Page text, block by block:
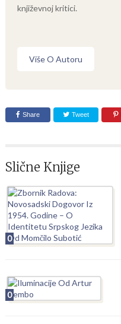
književnoj kritici.
Više O Autoru
Share Tweet
Slične Knjige
0
0